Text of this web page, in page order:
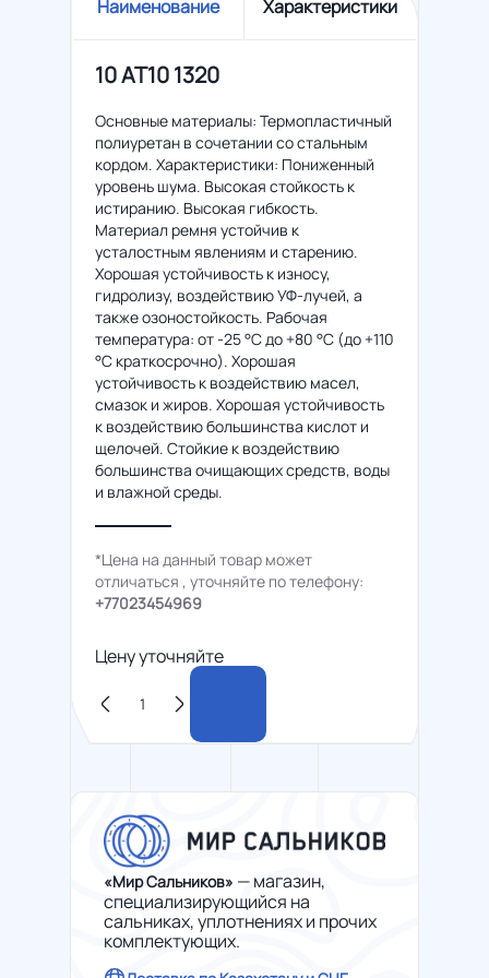
Наименование Характеристики
10 AT10 1320
Основные материалы: Термопластичный
полиуретан в сочетании со стальным
кордом. Характеристики: Пониженный
уровень шума. Высокая стойкость к
истиранию. Высокая гибкость.
Материал ремня устойчив к
усталостным явлениям и старению.
Хорошая устойчивость к износу,
гидролизу, воздействию УФ-лучей, а
также озоностойкость. Рабочая
температура: от -25 °C до +80 °C (до +110
°C краткосрочно). Хорошая
устойчивость к воздействию масел,
смазок и жиров. Хорошая устойчивость
к воздействию большинства кислот и
щелочей. Стойкие к воздействию
большинства очищающих средств, воды
и влажной среды.
*Цена на данный товар может
отличаться , уточняйте по телефону:
+77023454969
Цену уточняйте
«Мир Сальников» — магазин,
специализирующийся на
сальниках, уплотнениях и прочих
комплектующих.